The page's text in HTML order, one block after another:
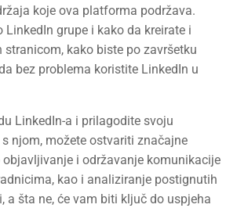
koje ova platforma podržava.
LinkedIn grupe i kako da kreirate i
stranicom, kako biste po završetku
bez problema koristite LinkedIn u
LinkedIn-a i prilagodite svoju
njom, možete ostvariti značajne
objavljivanje i održavanje komunikacije
kao i analiziranje postignutih
a šta ne, će vam biti ključ do uspjeha